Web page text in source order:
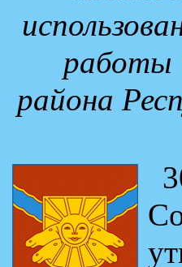
работы
района